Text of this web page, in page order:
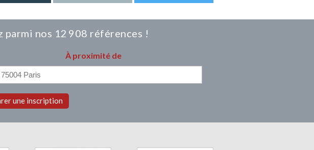
parmi nos 12 908 références !
À proximité de
une inscription